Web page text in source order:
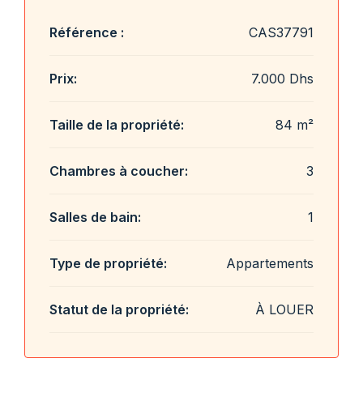
Référence : CAS37791
Prix: 7.000 Dhs
Taille de la propriété: 84 m²
Chambres à coucher: 3
Salles de bain: 1
Type de propriété: Appartements
Statut de la propriété: À LOUER